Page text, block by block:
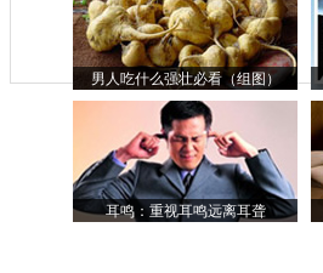
男人吃什么强壮必看（组图）
耳鸣：重视耳鸣远离耳聋